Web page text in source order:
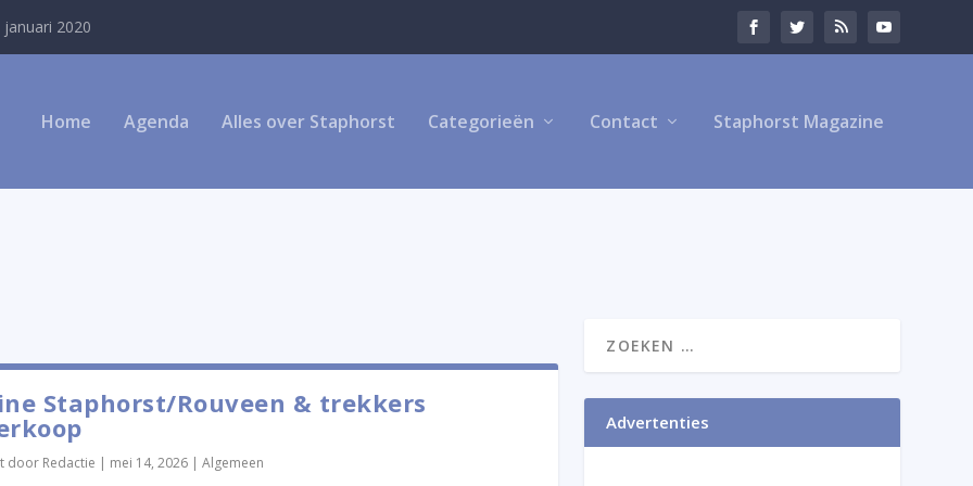
2020
Home Agenda Alles over Staphorst Categorieën Contact Staphorst Magazine
Staphorst/Rouveen & trekkers
door Redactie | mei 14, 2026| Algemeen
Advertenties